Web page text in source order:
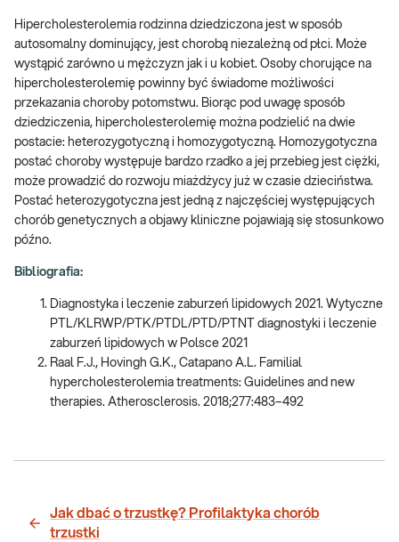
Hipercholesterolemia rodzinna dziedziczona jest w sposób
autosomalny dominujący, jest chorobą niezależną od płci. Może
wystąpić zarówno u mężczyzn jak i u kobiet. Osoby chorujące na
hipercholesterolemię powinny być świadome możliwości
przekazania choroby potomstwu. Biorąc pod uwagę sposób
dziedziczenia, hipercholesterolemię można podzielić na dwie
postacie: heterozygotyczną i homozygotyczną. Homozygotyczna
postać choroby występuje bardzo rzadko a jej przebieg jest ciężki,
może prowadzić do rozwoju miażdżycy już w czasie dzieciństwa.
Postać heterozygotyczna jest jedną z najczęściej występujących
chorób genetycznych a objawy kliniczne pojawiają się stosunkowo
późno.
Bibliografia:
Diagnostyka i leczenie zaburzeń lipidowych 2021. Wytyczne
PTL/KLRWP/PTK/PTDL/PTD/PTNT diagnostyki i leczenie
zaburzeń lipidowych w Polsce 2021
Raal F.J., Hovingh G.K., Catapano A.L. Familial
hypercholesterolemia treatments: Guidelines and new
therapies. Atherosclerosis. 2018;277:483–492
Jak dbać o trzustkę? Profilaktyka chorób
trzustki